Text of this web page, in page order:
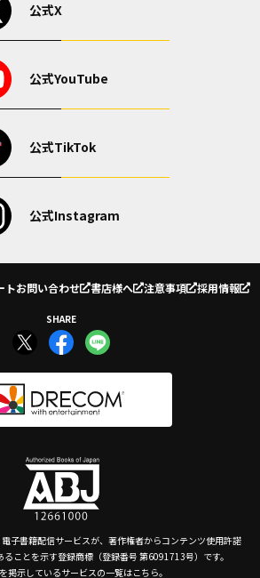
公式X
公式YouTube
公式TikTok
公式Instagram
トお問い合わせ 書店様へ 注意事項 採用情報
SHARE
子書籍配信サービスが、著作権者からコンテンツ使用許諾
ことを示す登録商標（登録番号 第6091713号）です。
掲示しているサービスの一覧はこちら。